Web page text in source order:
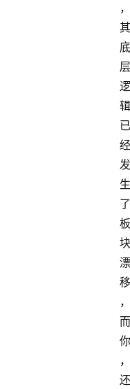
，
其
底
层
逻
辑
已
经
发
生
了
板
块
漂
移
，
而
你
，
还